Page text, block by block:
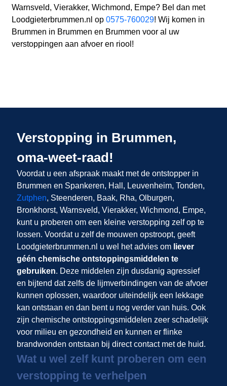
Warnsveld, Vierakker, Wichmond, Empe? Bel dan met
Loodgieterbrummen.nl op 0575-760029! Wij komen in
Brummen in Brummen en Brummen voor al uw
verstoppingen aan afvoer en riool!
Verstopping in Brummen,
oma-weet-raad!
Voordat u een afspraak maakt met de ontstopper in
Brummen en Spankeren, Hall, Leuvenheim, Tonden,
Zutphen, Steenderen, Baak, Rha, Olburgen,
Bronkhorst, Warnsveld, Vierakker, Wichmond, Empe,
kunt u proberen om een kleine verstopping zelf op te
lossen. Voordat u zelf de mouwen opstroopt, geeft
Loodgieterbrummen.nl u wel het advies om liever
géén chemische ontstoppingsmiddelen te
gebruiken. Deze middelen zijn dusdanig agressief
en bijtend dat zelfs de lijmverbindingen van de afvoer
kunnen oplossen, waardoor uiteindelijk een lekkage
kan ontstaan en dan bent u nog verder van huis. Ook
zijn chemische ontstoppingsmiddelen zeer schadelijk
voor milieu en gezondheid en kunnen er flinke
brandwonden ontstaan bij direct contact met de huid.
Wat u wel zelf kunt proberen om een
verstopping te verhelpen